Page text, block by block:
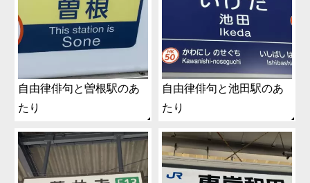
自由律俳句と曽根駅のあ
たり
自由律俳句と池田駅のあ
たり